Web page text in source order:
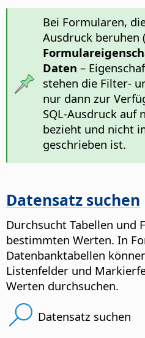
Bei Formularen,
Ausdruck beruhen
Daten –
stehen die Filter-
nur dann zur
SQL-Ausdruck auf
bezieht und nicht
geschrieben ist.
Datensatz suchen
Durchsucht Tabellen und
bestimmten Werten. In
Datenbanktabellen
Listenfelder und
Werten durchsuchen.
Datensatz suchen